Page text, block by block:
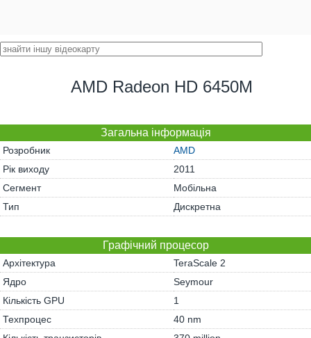
AMD Radeon HD 6450M
Загальна інформація
Розробник
AMD
Рік виходу
2011
Сегмент
Мобільна
Тип
Дискретна
Графічний процесор
Архітектура
TeraScale 2
Ядро
Seymour
Кількість GPU
1
Техпроцес
40 nm